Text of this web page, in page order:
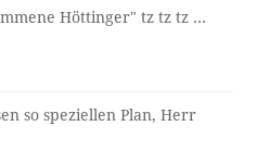
Höttinger" tz tz tz ...
so speziellen Plan, Herr